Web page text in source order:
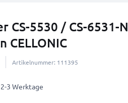
CS-5530 / CS-6531-N
CELLONIC
Artikelnummer: 111395
3 Werktage